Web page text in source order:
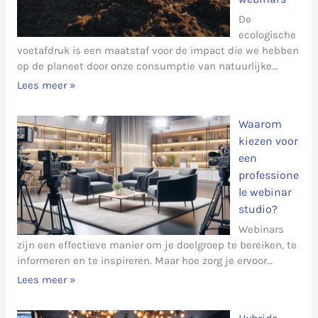
De
ecologische
voetafdruk is een maatstaf voor de impact die we hebben
op de planeet door onze consumptie van natuurlijke…
Lees meer »
Waarom
kiezen voor
een
professione
le webinar
studio?
Webinars
zijn een effectieve manier om je doelgroep te bereiken, te
informeren en te inspireren. Maar hoe zorg je ervoor…
Lees meer »